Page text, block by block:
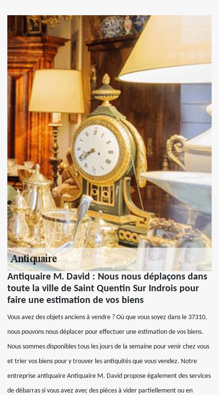
Antiquaire M. David : Nous nous déplaçons dans
toute la ville de Saint Quentin Sur Indrois pour
faire une estimation de vos biens
Vous avez des objets anciens à vendre ? Où que vous soyez dans le 37310,
nous pouvons nous déplacer pour effectuer une estimation de vos biens.
Nous sommes disponibles tous les jours de la semaine pour venir chez vous
et trier vos biens pour y trouver les antiquités que vous vendez. Notre
entreprise antiquaire Antiquaire M. David propose également des services
de débarras si vous avez avec des pièces à vider partiellement ou en